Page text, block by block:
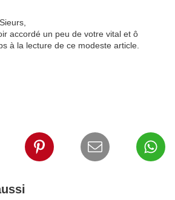
accordé un peu de votre vital et ô
à la lecture de ce modeste article.